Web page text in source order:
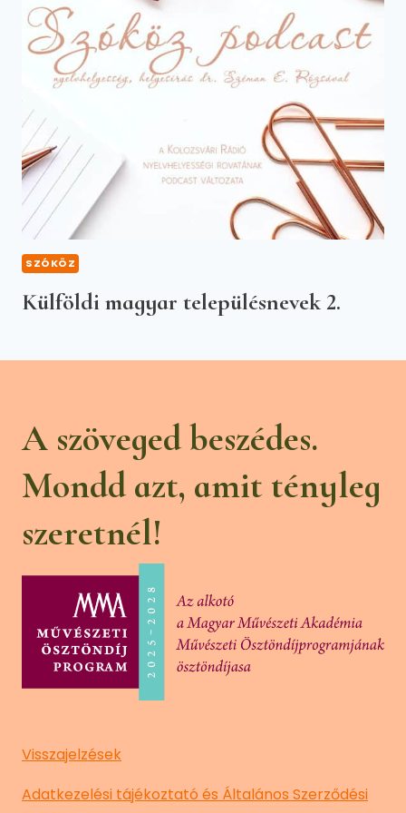
SZÓKÖZ
Külföldi magyar településnevek 2.
A szöveged beszédes.
Mondd azt, amit tényleg
szeretnél!
Visszajelzések
Adatkezelési tájékoztató és Általános Szerződési